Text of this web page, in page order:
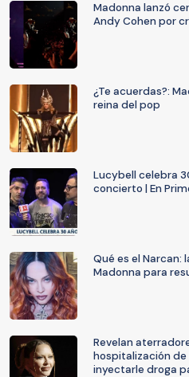
Madonna lanzó
Andy Cohen por
¿Te acuerdas?:
reina del pop
Lucybell celebra
concierto | En
Qué es el Narcan:
Madonna para
Revelan
hospitalización de
inyectarle droga